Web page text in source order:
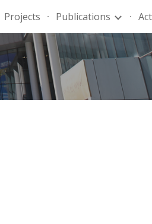
Projects Publications